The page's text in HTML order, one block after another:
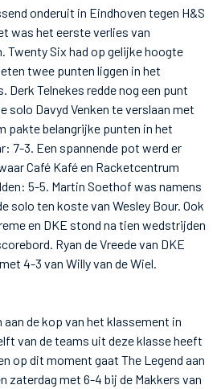
onderuit in Eindhoven tegen H&S
was het eerste verlies van
Twenty Six had op gelijke hoogte
twee punten liggen in het
Derk Telnekes redde nog een punt
solo Davyd Venken te verslaan met
pakte belangrijke punten in het
7-3. Een spannende pot werd er
Café Kafé en Racketcentrum
5-5. Martin Soethof was namens
solo ten koste van Wesley Bour. Ook
en DKE stond na tien wedstrijden
Ryan de Vreede van DKE
4-3 van Willy van de Wiel.
de kop van het klassement in
van de teams uit deze klasse heeft
op dit moment gaat The Legend aan
zaterdag met 6-4 bij de Makkers van